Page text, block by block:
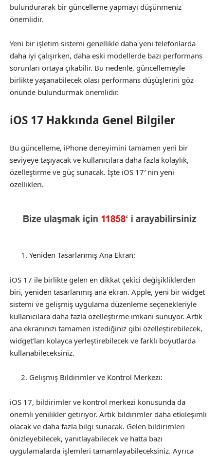
bulundurarak bir güncelleme yapmayı düşünmeniz
önemlidir.
Yeni bir işletim sistemi genellikle daha yeni telefonlarda
daha iyi çalışırken, daha eski modellerde bazı performans
sorunları ortaya çıkabilir. Bu nedenle, güncellemeyle
birlikte yaşanabilecek olası performans düşüşlerini göz
önünde bulundurmak önemlidir.
iOS 17 Hakkında Genel Bilgiler
Bu güncelleme, iPhone deneyimini tamamen yeni bir
seviyeye taşıyacak ve kullanıcılara daha fazla kolaylık,
özelleştirme ve güç sunacak. İşte iOS 17′ nin yeni
özellikleri.
Yeniden Tasarlanmış Ana Ekran:
iOS 17 ile birlikte gelen en dikkat çekici değişikliklerden
biri, yeniden tasarlanmış ana ekran. Apple, yeni bir widget
sistemi ve gelişmiş uygulama düzenleme seçenekleriyle
kullanıcılara daha fazla özelleştirme imkanı sunuyor. Artık
ana ekranınızı tamamen istediğiniz gibi özelleştirebilecek,
widget’ları kolayca yerleştirebilecek ve farklı boyutlarda
kullanabileceksiniz.
Gelişmiş Bildirimler ve Kontrol Merkezi:
iOS 17, bildirimler ve kontrol merkezi konusunda da
önemli yenilikler getiriyor. Artık bildirimler daha etkileşimli
olacak ve daha fazla bilgi sunacak. Gelen bildirimleri
önizleyebilecek, yanıtlayabilecek ve hatta bazı
uygulamalarda işlemleri tamamlayabileceksiniz. Ayrıca